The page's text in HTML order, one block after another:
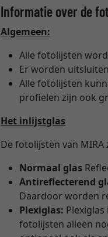
Informatie over de
Algemeen:
Alle fotolijsten
Er worden
Alle fotolijsten
profielen zijn ook
Het inlijstglas
De fotolijsten van
Normaal glas
Antireflecterend
Daardoor worden
Plexiglas:
fotolijsten alleen